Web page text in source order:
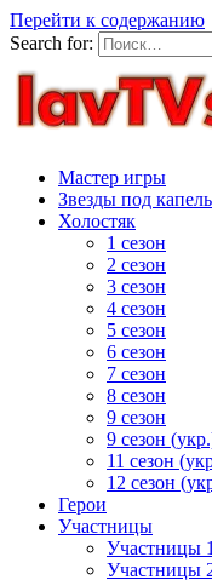
Перейти к содержанию
Search for:
Мастер игры
Звезды под
Холостяк
1 сезон
2 сезон
3 сезон
4 сезон
5 сезон
6 сезон
7 сезон
8 сезон
9 сезон
9 сезон
11 сезон
12 сезон
Герои
Участницы
Участницы
Участницы